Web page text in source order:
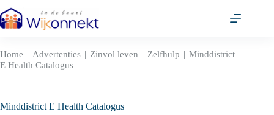
naar
de
Home | Advertenties | Zinvol leven | Zelfhulp | Minddistrict
E Health Catalogus
Minddistrict E Health Catalogus